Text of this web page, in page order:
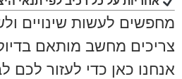
מחפשים לעשות שינויים
צריכים מחשב מותאם
אנחנו כאן כדי לעזור לכם